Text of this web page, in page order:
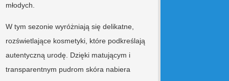
młodych.
W tym sezonie wyróżniają się delikatne,
rozświetlające kosmetyki, które podkreślają
autentyczną urodę. Dzięki matującym i
transparentnym pudrom skóra nabiera